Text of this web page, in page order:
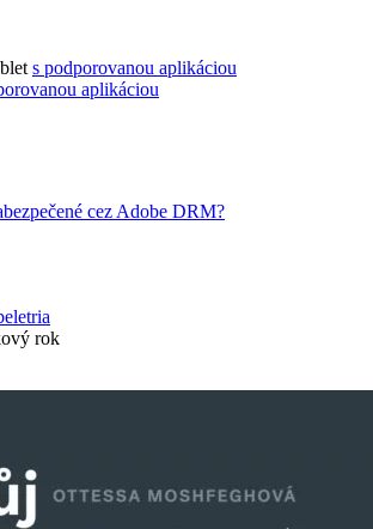
s podporovanou aplikáciou
aplikáciou
cez Adobe DRM?
rok